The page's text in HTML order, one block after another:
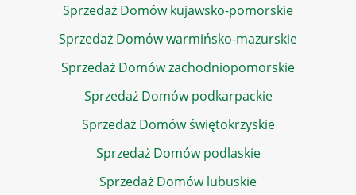
Sprzedaż Domów kujawsko-pomorskie
Sprzedaż Domów warmińsko-mazurskie
Sprzedaż Domów zachodniopomorskie
Sprzedaż Domów podkarpackie
Sprzedaż Domów świętokrzyskie
Sprzedaż Domów podlaskie
Sprzedaż Domów lubuskie